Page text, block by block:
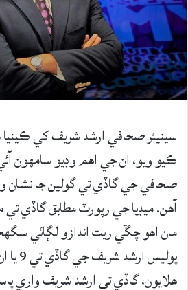
سينيئر صحافي ارشد شريف کي
ڪيو ويو، ان جي اهم وڊيو سامهون
صحافي جي گاڏي تي گولين جا نشان
آهن. ميڊيا جي رپورٽ مطابق گاڏي
مان اهو چڱي ريت اندازو لڳائي
پوليس
هلايون، گاڏي تي ارشد شريف واري